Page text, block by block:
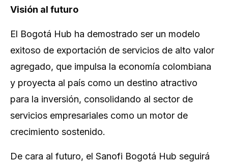
Visión al futuro
El Bogotá Hub ha demostrado ser un modelo
exitoso de exportación de servicios de alto valor
agregado, que impulsa la economía colombiana
y proyecta al país como un destino atractivo
para la inversión, consolidando al sector de
servicios empresariales como un motor de
crecimiento sostenido.
De cara al futuro, el Sanofi Bogotá Hub seguirá